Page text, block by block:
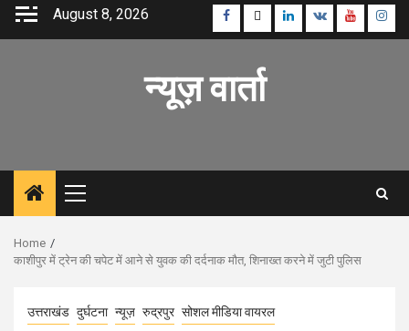
Skip
August 8, 2026 Facebook
TwitterLinkedin
VK Youtube
न्यूज़ वार्ता
Primary
Menu
Home
काशीपुर में ट्रेन की चपेट में आने से युवक की दर्दनाक मौत, शिनाख्त करने में जुटी पुलिस
उत्तराखंड दुर्घटना न्यूज़ रुद्रपुर सोशल मीडिया वायरल